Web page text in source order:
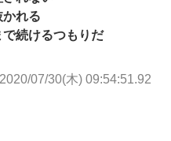
れる
続けるつもりだ
2020/07/30(木) 09:54:51.92